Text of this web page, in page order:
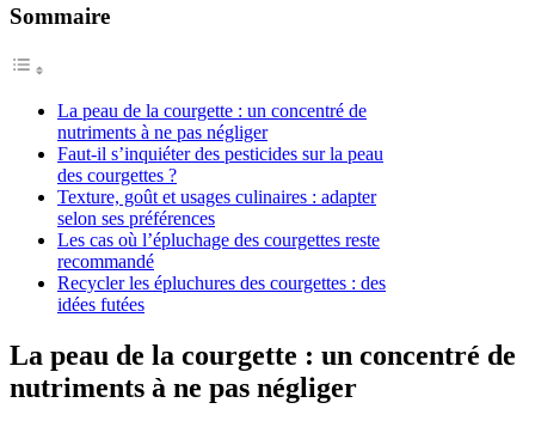
Sommaire
La peau de la courgette : un concentré de
nutriments à ne pas négliger
Faut-il s’inquiéter des pesticides sur la peau
des courgettes ?
Texture, goût et usages culinaires : adapter
selon ses préférences
Les cas où l’épluchage des courgettes reste
recommandé
Recycler les épluchures des courgettes : des
idées futées
La peau de la courgette : un concentré de
nutriments à ne pas négliger